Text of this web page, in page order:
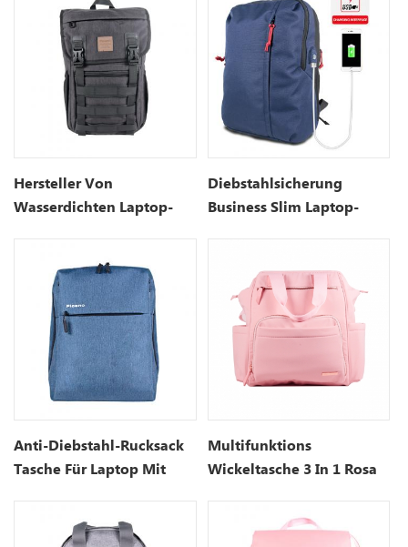
Hersteller Von
Wasserdichten Laptop-
Diebstahlsicherung
Business Slim Laptop-
Anti-Diebstahl-Rucksack
Tasche Für Laptop Mit
Multifunktions
Wickeltasche 3 In 1 Rosa